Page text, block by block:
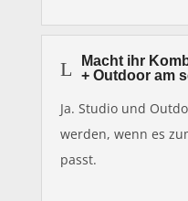
L
Macht ihr
+ Outdoor am
Ja. Studio und
werden, wenn es
passt.